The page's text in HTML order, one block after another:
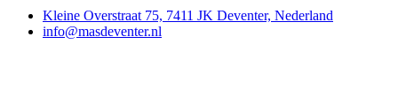
Kleine Overstraat 75, 7411 JK Deventer, Nederland
info@masdeventer.nl